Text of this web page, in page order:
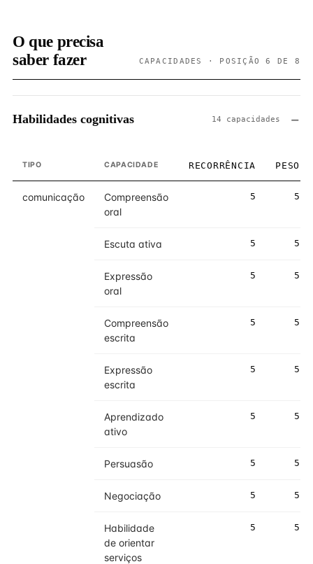
O que precisa
saber fazer
CAPACIDADES · POSIÇÃO 6 DE 8
Habilidades cognitivas 14 capacidades
TIPO CAPACIDADE RECORRÊNCIA PESO
comunicação
Compreensão
oral
5 5
Escuta ativa 5 5
Expressão
oral
5 5
Compreensão
escrita
5 5
Expressão
escrita
5 5
Aprendizado
ativo
5 5
Persuasão 5 5
Negociação 5 5
Habilidade
de orientar
serviços
5 5